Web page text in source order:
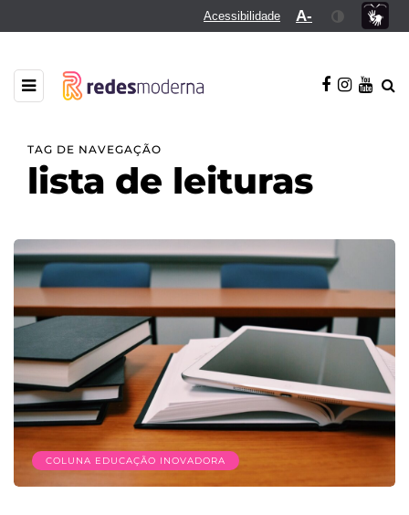
Acessibilidade A-
TAG DE NAVEGAÇÃO
lista de leituras
COLUNA EDUCAÇÃO INOVADORA